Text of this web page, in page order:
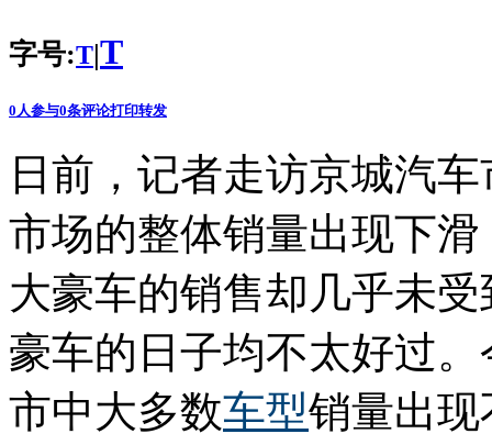
字号:T|T
0 人参与0条评论打印转发
日前，记者走访京城汽
市场的整体销量出现下滑
大豪车的销售却几乎未
豪车的日子均不太好过
市中大多数车型销量出